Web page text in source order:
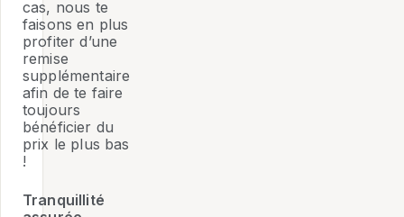
cas, nous te
faisons en plus
profiter d’une
remise
supplémentaire
afin de te faire
toujours
bénéficier du
prix le plus bas
!
Tranquillité